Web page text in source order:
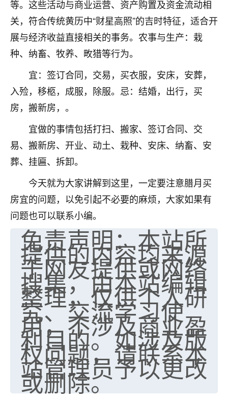
等。这些活动与商业运营、资产购置及资金流动相
关，符合传统黄历中“财星高照”的吉时特征，适合开
展与经济收益直接相关的事务。农事与生产：栽
种、纳畜、牧养、畋猎等行为。
宜：签订合同，交易，买衣服，安床，安葬，
入殓，移柩，成服，除服。忌：结婚，出行，买
房，搬新房，。
宜做的事情包括打扫、搬家、签订合同、交
易、搬新房、开业、动土、栽种、安床、纳畜、安
葬、挂匾、拆卸。
今天就为大家讲解到这里，一定要注意腊月买
房宜的问题，以免引起不必要的麻烦，大家如果有
问题也可以联系小编。
免责声明：本站所
提供的内容均来源
于网友提供或网络
搜集，由本站编辑
整理，仅供个人研
究、交流学习使
用，不涉及商业盈
利目的。如涉及版
权问题，请联系本
站管理员予以更改
或删除。
鹿森：恭喜升职加薪！！，请客吗？�
12小时前 来自北京 32
心心相印
我身体不太好，总是病病殃殃的，去检查又没什么大
问题，反正就是不舒服。中医西医看遍了，找不到问
题，后来无意中看到有人推荐慧来老师，跟老师聊过
之后，心情豁然开朗，也听老师建议，处理了一些因
果问题。今年以来，身体比以前好多，主要是心情好
了，老师说境随心转，现在深有体会了。
鹿森 ：是的，其实跟老师聊过之后，最大的感
不由人！
1天前 来自四川 9
金白水清
我也想找老师看看，有没有人给个联系方式的啊？
鹿森：慧来老师微信：gjsy0624
1天前 来自江西 12
青春168
我也想要，我也想要！
2天前 来自山西 15
Jessica李
老师做不做超度法事？我想给我奶奶做超度，她今年
刚去世了。